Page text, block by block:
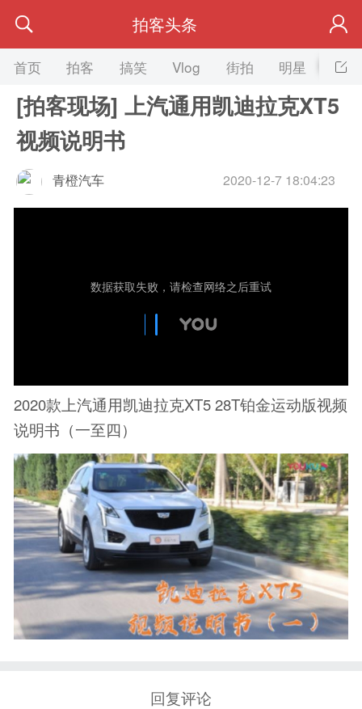
拍客头条
首页 拍客 搞笑 Vlog 街拍 明星 美女
[拍客现场] 上汽通用凯迪拉克XT5
视频说明书
青橙汽车 2020-12-7 18:04:23
2020款上汽通用凯迪拉克XT5 28T铂金运动版视频
说明书（一至四）
回复评论